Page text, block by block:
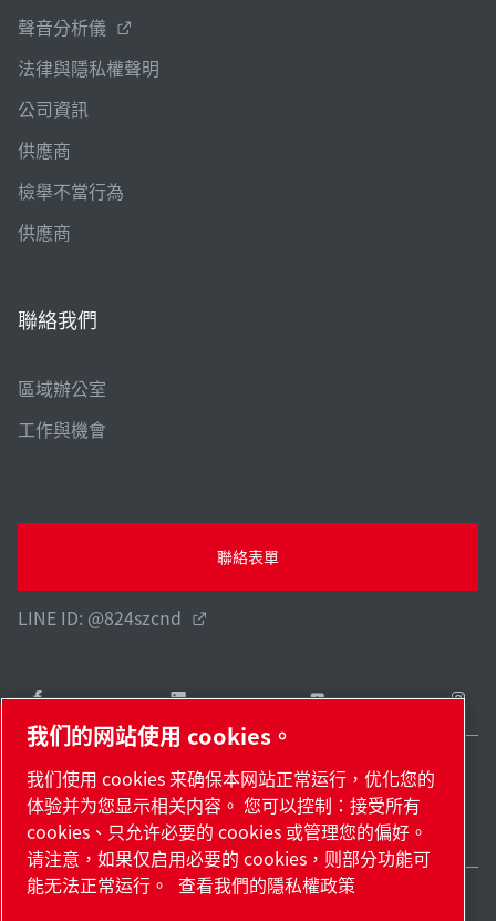
聲音分析儀
法律與隱私權聲明
公司資訊
供應商
檢舉不當行為
供應商
聯絡我們
區域辦公室
工作與機會
聯絡表單
LINE ID: @824szcnd
網站地圖管理 cookies© 2026 著作權。
Taiwan / ZH
我们的网站使用 cookies。
我们使用 cookies 来确保本网站正常运行，优化您的
体验并为您显示相关内容。 您可以控制：接受所有
cookies、只允许必要的 cookies 或管理您的偏好。
请注意，如果仅启用必要的 cookies，则部分功能可
能无法正常运行。
查看我們的隱私權政策